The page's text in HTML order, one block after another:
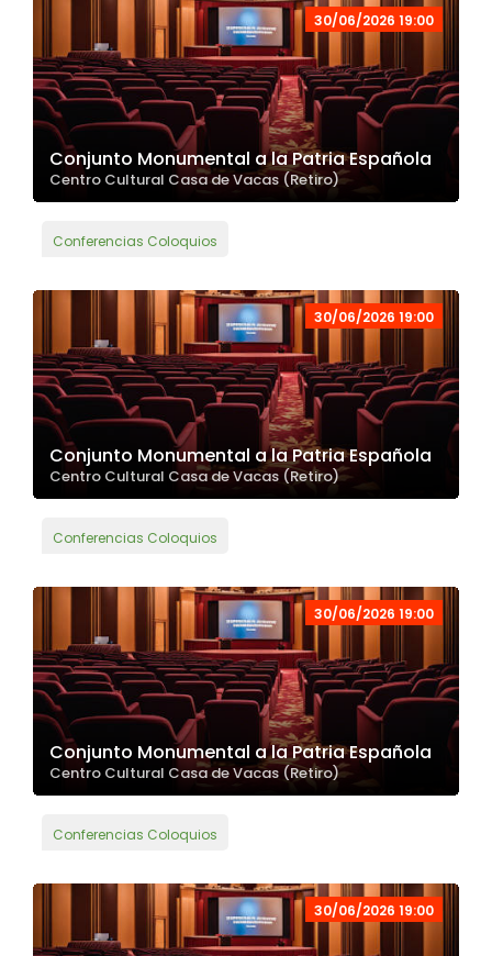
30/06/2026 19:00
Conjunto Monumental a la Patria Española
Centro Cultural Casa de Vacas (Retiro)
Conferencias Coloquios
30/06/2026 19:00
Conjunto Monumental a la Patria Española
Centro Cultural Casa de Vacas (Retiro)
Conferencias Coloquios
30/06/2026 19:00
Conjunto Monumental a la Patria Española
Centro Cultural Casa de Vacas (Retiro)
Conferencias Coloquios
30/06/2026 19:00